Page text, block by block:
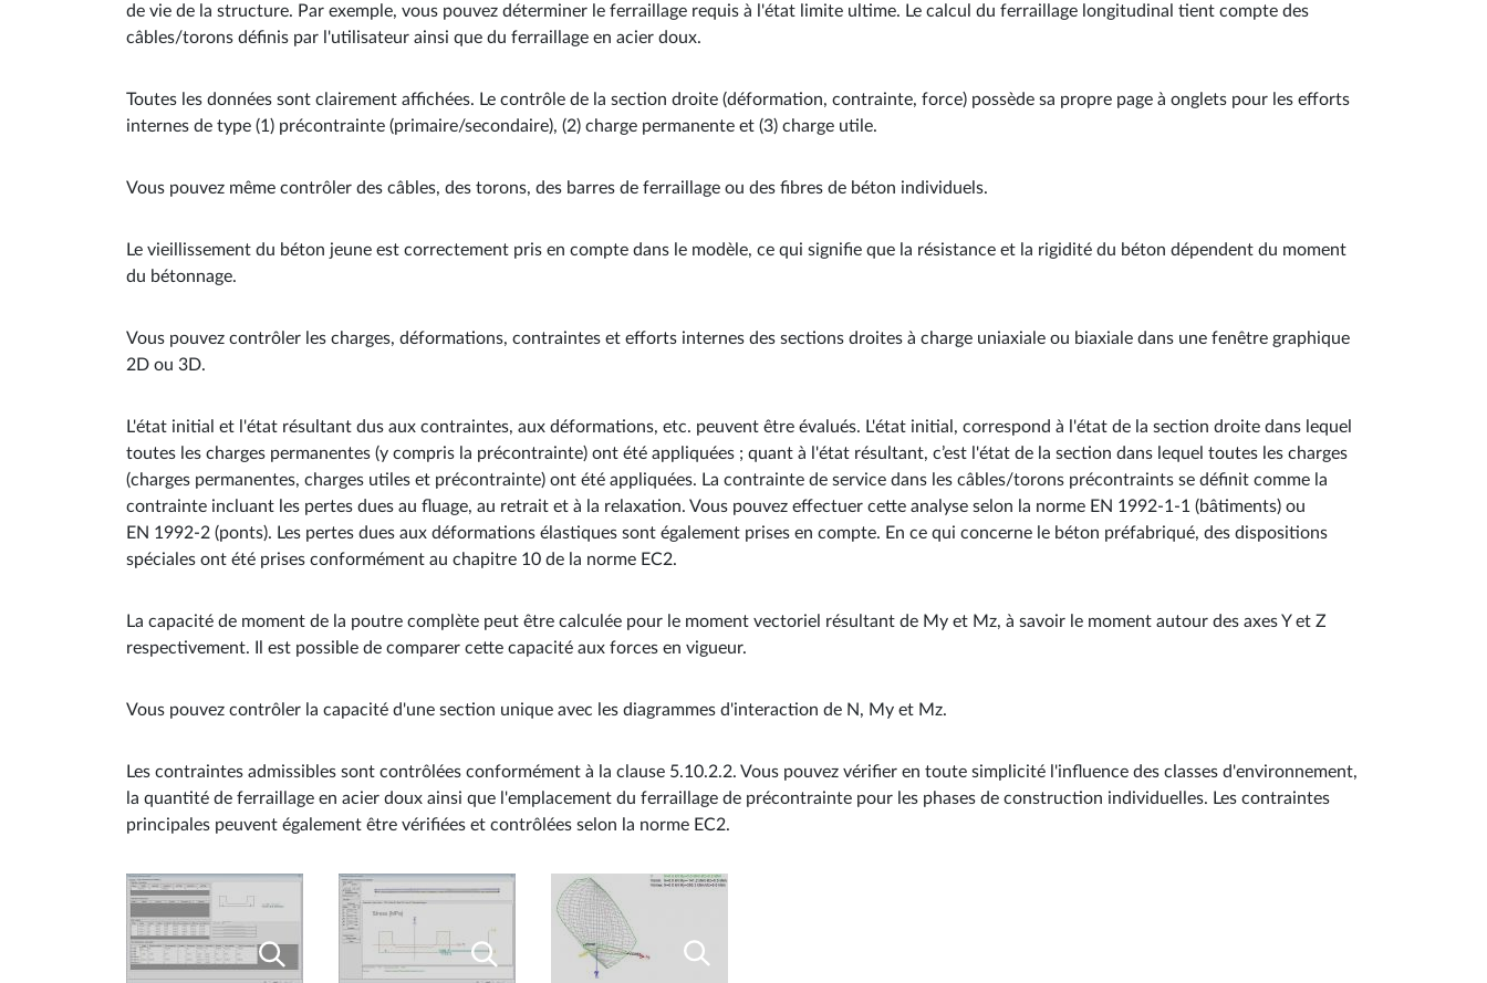
de vie de la structure. Par exemple, vous pouvez déterminer le ferraillage requis à l'état limite ultime. Le calcul du ferraillage longitudinal tient compte des
câbles/torons définis par l'utilisateur ainsi que du ferraillage en acier doux.
Toutes les données sont clairement affichées. Le contrôle de la section droite (déformation, contrainte, force) possède sa propre page à onglets pour les efforts
internes de type (1) précontrainte (primaire/secondaire), (2) charge permanente et (3) charge utile.
Vous pouvez même contrôler des câbles, des torons, des barres de ferraillage ou des fibres de béton individuels.
Le vieillissement du béton jeune est correctement pris en compte dans le modèle, ce qui signifie que la résistance et la rigidité du béton dépendent du moment
du bétonnage.
Vous pouvez contrôler les charges, déformations, contraintes et efforts internes des sections droites à charge uniaxiale ou biaxiale dans une fenêtre graphique
2D ou 3D.
L'état initial et l'état résultant dus aux contraintes, aux déformations, etc. peuvent être évalués. L'état initial, correspond à l'état de la section droite dans lequel
toutes les charges permanentes (y compris la précontrainte) ont été appliquées ; quant à l'état résultant, c’est l'état de la section dans lequel toutes les charges
(charges permanentes, charges utiles et précontrainte) ont été appliquées. La contrainte de service dans les câbles/torons précontraints se définit comme la
contrainte incluant les pertes dues au fluage, au retrait et à la relaxation. Vous pouvez effectuer cette analyse selon la norme EN 1992-1-1 (bâtiments) ou
EN 1992-2 (ponts). Les pertes dues aux déformations élastiques sont également prises en compte. En ce qui concerne le béton préfabriqué, des dispositions
spéciales ont été prises conformément au chapitre 10 de la norme EC2.
La capacité de moment de la poutre complète peut être calculée pour le moment vectoriel résultant de My et Mz, à savoir le moment autour des axes Y et Z
respectivement. Il est possible de comparer cette capacité aux forces en vigueur.
Vous pouvez contrôler la capacité d'une section unique avec les diagrammes d'interaction de N, My et Mz.
Les contraintes admissibles sont contrôlées conformément à la clause 5.10.2.2. Vous pouvez vérifier en toute simplicité l'influence des classes d'environnement,
la quantité de ferraillage en acier doux ainsi que l'emplacement du ferraillage de précontrainte pour les phases de construction individuelles. Les contraintes
principales peuvent également être vérifiées et contrôlées selon la norme EC2.